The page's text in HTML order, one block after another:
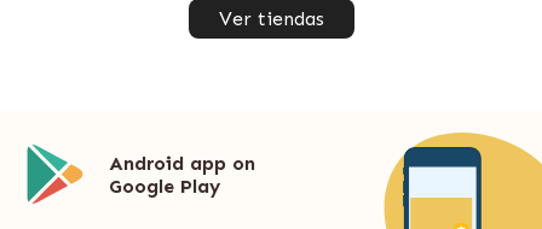
Ver tiendas
Android app on
Google Play